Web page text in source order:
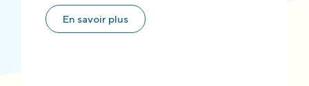
En savoir plus